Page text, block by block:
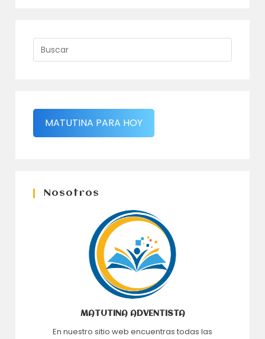
MATUTINA PARA HOY
Nosotros
MATUTINA ADVENTISTA
En nuestro sitio web encuentras todas las